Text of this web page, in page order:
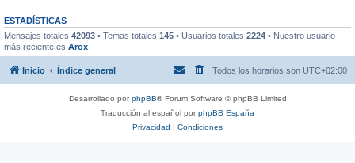
ESTADÍSTICAS
Mensajes totales 42093 • Temas totales 145 • Usuarios totales 2224 • Nuestro usuario
más reciente es Arox
Inicio Índice general Todos los horarios son UTC+02:00
Desarrollado porphpBB® Forum Software © phpBB Limited
Traducción al español porphpBB España
Privacidad | Condiciones